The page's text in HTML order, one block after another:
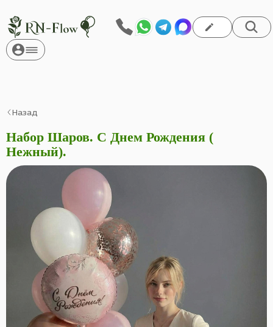
Назад
Набор Шаров. С Днем Рождения (
Нежный).